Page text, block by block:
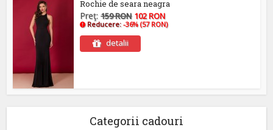
Rochie de seara neagra
Preţ:159 RON 102 RON
Reducere:-36% (57 RON)
detalii
Categorii cadouri